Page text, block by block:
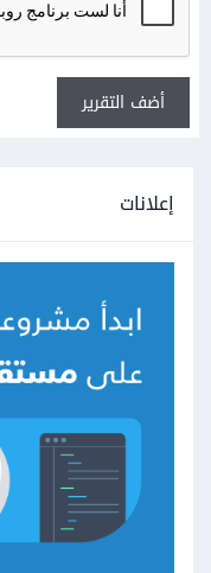
أضف التقرير
إعلانات